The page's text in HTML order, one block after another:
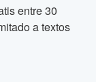
entre 30
a textos